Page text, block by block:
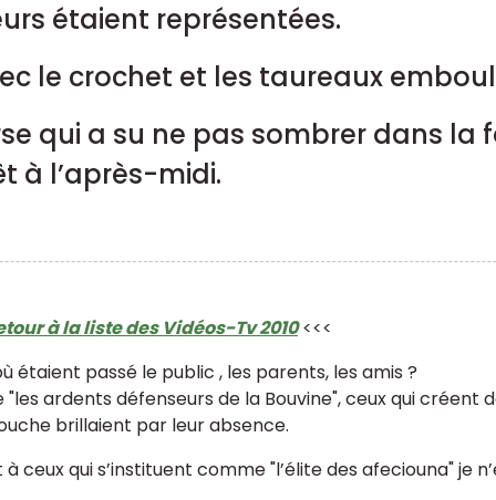
étaient représentées.
le crochet et les taureaux
qui a su ne pas sombrer dans la
à l’après-midi.
à la liste des Vidéos-Tv 2010 <<<
étaient passé le public , les parents, les amis ?
"les ardents défenseurs de la Bouvine", ceux qui créent
brillaient par leur absence.
ceux qui s’instituent comme "l’élite des afeciouna" je